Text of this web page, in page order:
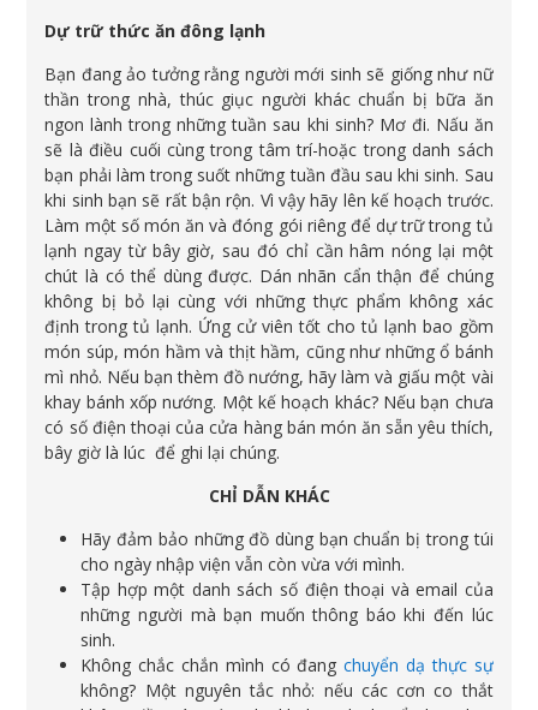
Dự trữ thức ăn đông lạnh
Bạn đang ảo tưởng rằng người mới sinh sẽ giống như nữ
thần trong nhà, thúc giục người khác chuẩn bị bữa ăn
ngon lành trong những tuần sau khi sinh? Mơ đi. Nấu ăn
sẽ là điều cuối cùng trong tâm trí-hoặc trong danh sách
bạn phải làm trong suốt những tuần đầu sau khi sinh. Sau
khi sinh bạn sẽ rất bận rộn. Vì vậy hãy lên kế hoạch trước.
Làm một số món ăn và đóng gói riêng để dự trữ trong tủ
lạnh ngay từ bây giờ, sau đó chỉ cần hâm nóng lại một
chút là có thể dùng được. Dán nhãn cẩn thận để chúng
không bị bỏ lại cùng với những thực phẩm không xác
định trong tủ lạnh. Ứng cử viên tốt cho tủ lạnh bao gồm
món súp, món hầm và thịt hầm, cũng như những ổ bánh
mì nhỏ. Nếu bạn thèm đồ nướng, hãy làm và giấu một vài
khay bánh xốp nướng. Một kế hoạch khác? Nếu bạn chưa
có số điện thoại của cửa hàng bán món ăn sẵn yêu thích,
bây giờ là lúc để ghi lại chúng.
CHỈ DẪN KHÁC
Hãy đảm bảo những đồ dùng bạn chuẩn bị trong túi
cho ngày nhập viện vẫn còn vừa với mình.
Tập hợp một danh sách số điện thoại và email của
những người mà bạn muốn thông báo khi đến lúc
sinh.
Không chắc chắn mình có đangchuyển dạ thực sự
không? Một nguyên tắc nhỏ: nếu các cơn co thắt